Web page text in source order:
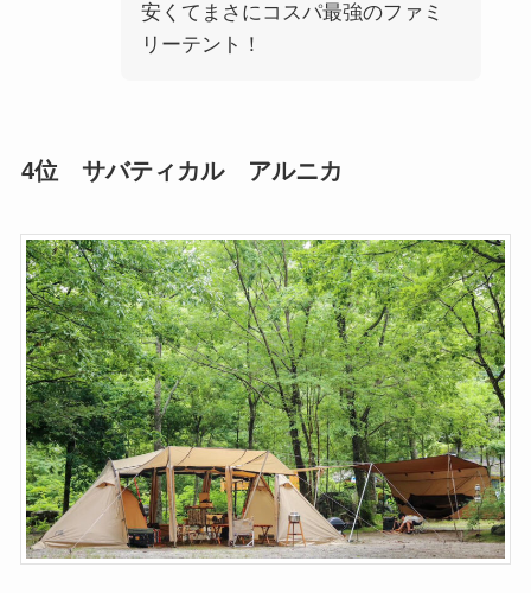
安くてまさにコスパ最強のファミ
リーテント！
4位 サバティカル アルニカ